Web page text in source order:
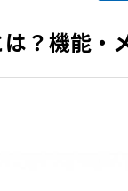
？機能・